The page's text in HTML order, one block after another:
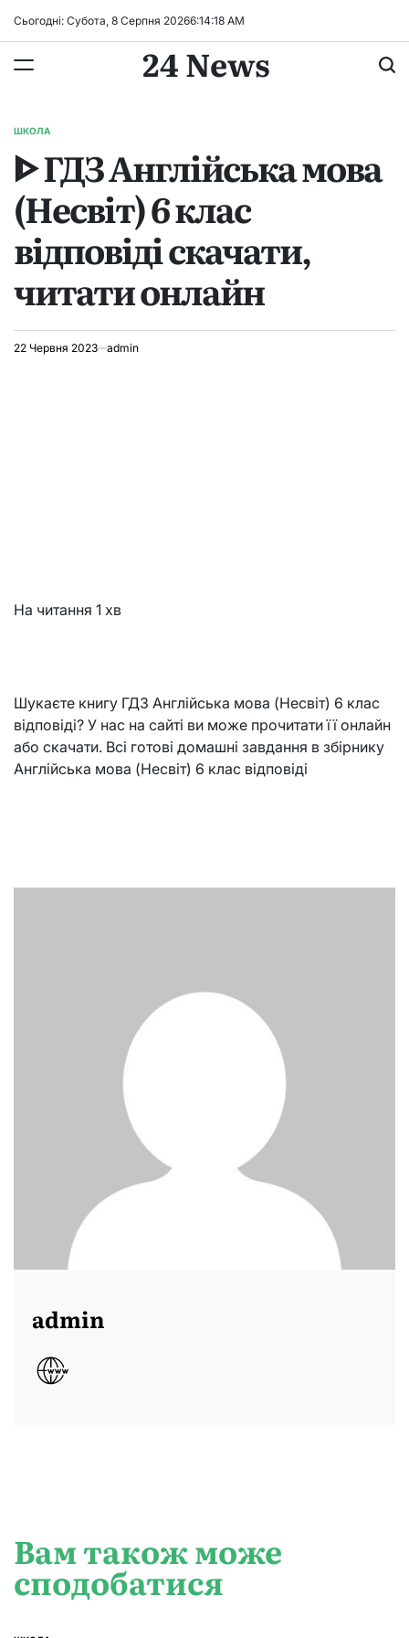
Сьогодні: Субота, 8 Серпня 20266:14:18 AM
24 News
ОПУБЛІКУВАТИ
ШКОЛА
ᐈ ГДЗ Англійська мова
(Несвіт) 6 клас
відповіді скачати,
читати онлайн
22 Червня 2023 admin
На читання 1 хв
Шукаєте книгу ГДЗ Англійська мова (Несвіт) 6 клас
відповіді? У нас на сайті ви може прочитати її онлайн
або скачати. Всі готові домашні завдання в збірнику
Англійська мова (Несвіт) 6 клас відповіді
admin
Вам також може
сподобатися